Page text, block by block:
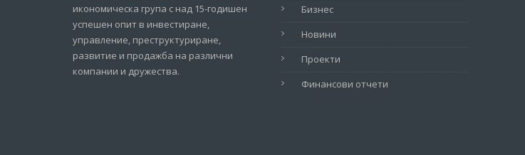
икономическа група с над 15-годишен
успешен опит в инвестиране,
управление, преструктуриране,
развитие и продажба на различни
компании и дружества.
Бизнес
Новини
Проекти
Финансови отчети